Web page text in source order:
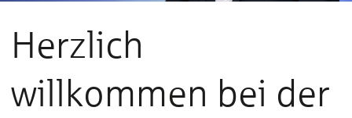
Herzlich
willkommen bei der